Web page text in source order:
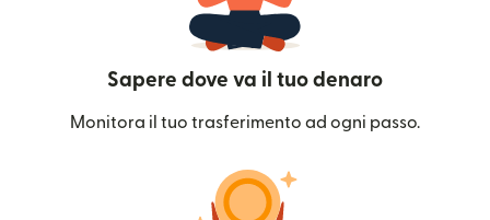
Sapere dove va il tuo denaro
Monitora il tuo trasferimento ad ogni passo.